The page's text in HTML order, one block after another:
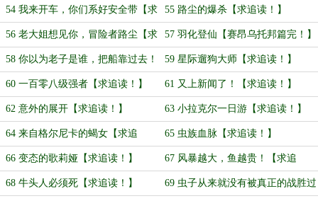
54 我来开车，你们系好安全带【求
追读！】
55 路尘的爆杀【求追读！】
56 老大姐想见你，冒险者路尘【求
追读！】
57 羽化登仙【赛昂乌托邦篇完！】
58 你以为老子是谁，把船靠过去！
【求追读！】
59 星际遛狗大师【求追读！】
60 一百零八级强者【求追读！】 61 又上新闻了！【求追读！】
62 意外的展开【求追读！】 63 小拉克尔一日游【求追读！】
64 来自格尔尼卡的蝎女【求追
读！】
65 虫族血脉【求追读！】
66 变态的歌莉娅【求追读！】 67 风暴越大，鱼越贵！【求追
读！】
68 牛头人必须死【求追读！】 69 虫子从来就没有被真正的战胜过